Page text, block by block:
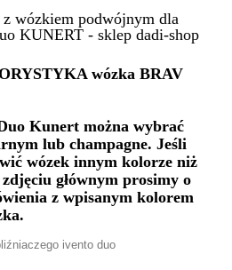
wózka BRAV
Kunert można wybrać
lub champagne. Jeśli
wózek innym kolorze niż
głównym prosimy o
z wpisanym kolorem